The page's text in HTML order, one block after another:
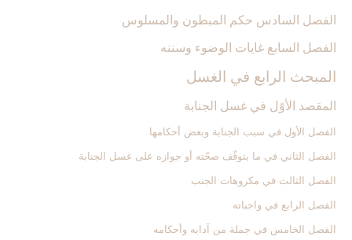
الفصل السادس حكم المبطون والمسلوس‏
الفصل السابع غايات الوضوء وسننه‏
المبحث الرابع في الغسل‏
المقصد الأوّل في غسل الجنابة
الفصل الأول في سبب الجنابة وبعض أحكامها
الفصل الثاني في ما يتوقّف صحّته أو جوازه على غسل الجنابة
الفصل الثالث في مكروهات الجنب‏
الفصل الرابع في واجباته
الفصل الخامس في جملة من آدابه وأحكامه‏